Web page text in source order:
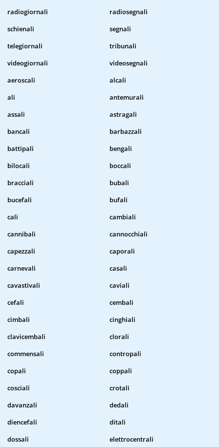
radiogiornali
radiosegnali
schienali
segnali
telegiornali
tribunali
videogiornali
videosegnali
aeroscali
alcali
ali
antemurali
assali
astragali
bancali
barbazzali
battipali
bengali
bilocali
boccali
bracciali
bubali
bucefali
bufali
cali
cambiali
cannibali
cannocchiali
capezzali
caporali
carnevali
casali
cavastivali
caviali
cefali
cembali
cimbali
cinghiali
clavicembali
clorali
commensali
contropali
copali
coppali
cosciali
crotali
davanzali
dedali
diencefali
ditali
dossali
elettrocentrali